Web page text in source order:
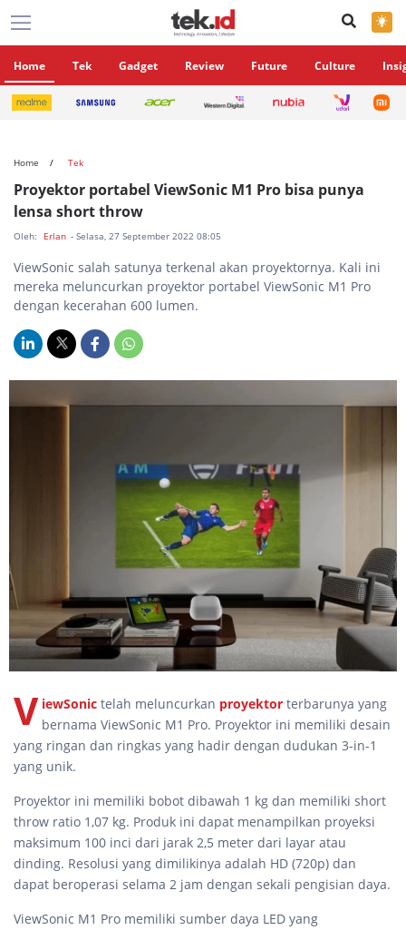
×
Home Tek Gadget Review Future Culture
Home Tek
Proyektor portabel ViewSonic M1 Pro bisa punya
lensa short throw
Oleh: Erlan - Selasa, 27 September 2022 08:05
ViewSonic salah satunya terkenal akan proyektornya. Kali ini
mereka meluncurkan proyektor portabel ViewSonic M1 Pro
dengan kecerahan 600 lumen.
V iewSonic telah meluncurkan proyektor terbarunya yang
bernama ViewSonic M1 Pro. Proyektor ini memiliki desain
yang ringan dan ringkas yang hadir dengan dudukan 3-in-1
yang unik.
Proyektor ini memiliki bobot dibawah 1 kg dan memiliki short
throw ratio 1,07 kg. Produk ini dapat menampilkan proyeksi
maksimum 100 inci dari jarak 2,5 meter dari layar atau
dinding. Resolusi yang dimilikinya adalah HD (720p) dan
dapat beroperasi selama 2 jam dengan sekali pengisian daya.
ViewSonic M1 Pro memiliki sumber daya LED yang